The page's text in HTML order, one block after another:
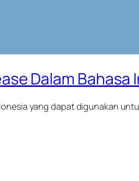
Dalam Bahasa
yang dapat digunakan